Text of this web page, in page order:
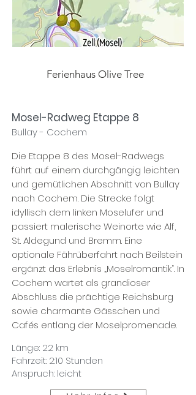
Ferienhaus Olive Tree
Mosel-Radweg Etappe 8
Bullay - Cochem
Die Etappe 8 des Mosel-Radwegs
führt auf einem durchgängig leichten
und gemütlichen Abschnitt von Bullay
nach Cochem. Die Strecke folgt
idyllisch dem linken Moselufer und
passiert malerische Weinorte wie Alf,
St. Aldegund und Bremm. Eine
optionale Fährüberfahrt nach Beilstein
ergänzt das Erlebnis „Moselromantik“. In
Cochem wartet als grandioser
Abschluss die prächtige Reichsburg
sowie charmante Gässchen und
Cafés entlang der Moselpromenade.
Länge: 22 km
Fahrzeit: 2:10 Stunden
Anspruch: leicht